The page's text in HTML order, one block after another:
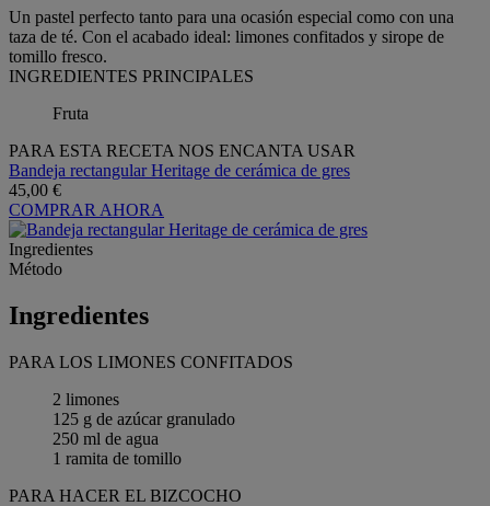
Un pastel perfecto tanto para una ocasión especial como con una
taza de té. Con el acabado ideal: limones confitados y sirope de
tomillo fresco.
INGREDIENTES PRINCIPALES
Fruta
PARA ESTA RECETA NOS ENCANTA USAR
Bandeja rectangular Heritage de cerámica de gres
45,00 €
COMPRAR AHORA
Ingredientes
Método
Ingredientes
PARA LOS LIMONES CONFITADOS
2 limones
125 g de azúcar granulado
250 ml de agua
1 ramita de tomillo
PARA HACER EL BIZCOCHO